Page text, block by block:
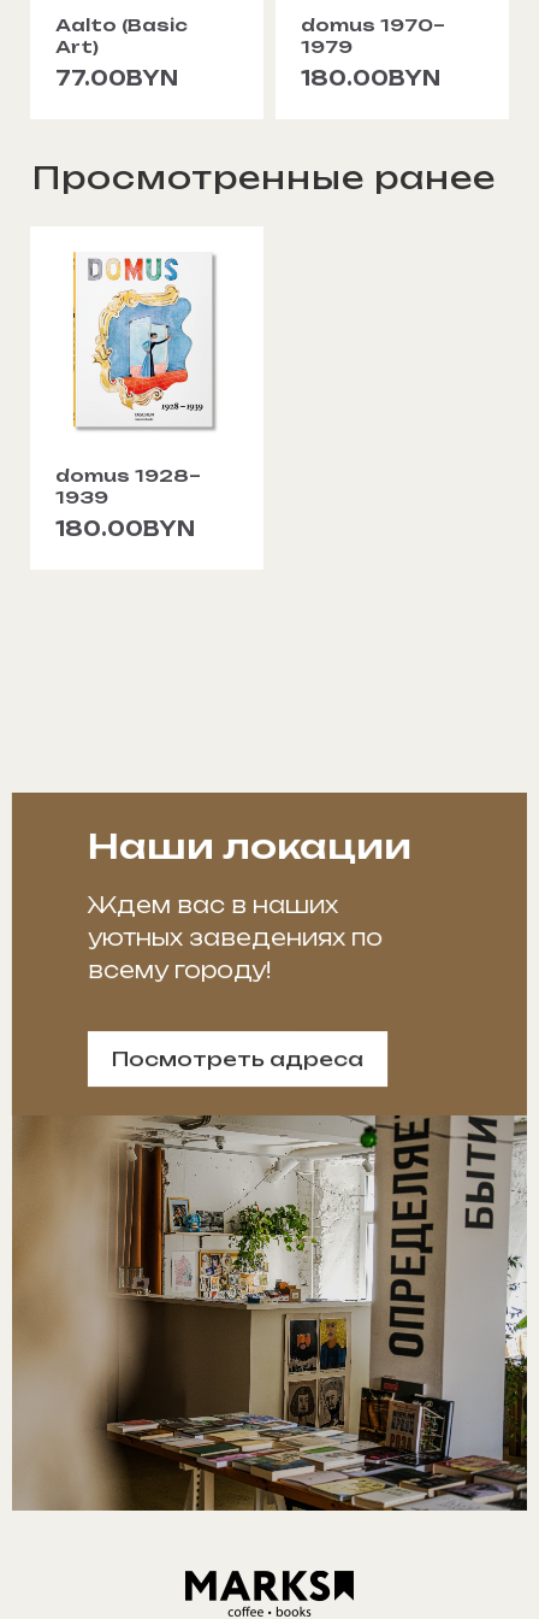
Aalto (Basic
Art)
77.00BYN
domus 1970–
1979
180.00BYN
Просмотренные ранее
domus 1928–
1939
180.00BYN
Наши локации
Ждем вас в наших
уютных заведениях по
всему городу!
Посмотреть адреса